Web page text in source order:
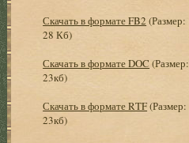
Скачать в формате FB2 (Размер:
28 Кб)
Скачать в формате DOC (Размер:
23кб)
Скачать в формате RTF(Размер:
23кб)